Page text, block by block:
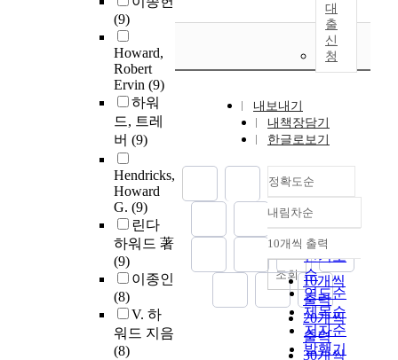
(9)
Howard,
Robert
Ervin (9)
하워
드, 트레
버 (9)
Hendricks,
Howard
G. (9)
린다
하워드 著
(9)
이종인
(8)
V. 하
워드 지음
(8)
대
출
신
청
내보내기
내책장담기
한글로보기
정확도순
정확도
순
인기도
순
연도순
제목순
저자순
발행기
내림차순
내림차순
10개씩 출력
10개씩
출력
20개씩
출력
30개씩
조회